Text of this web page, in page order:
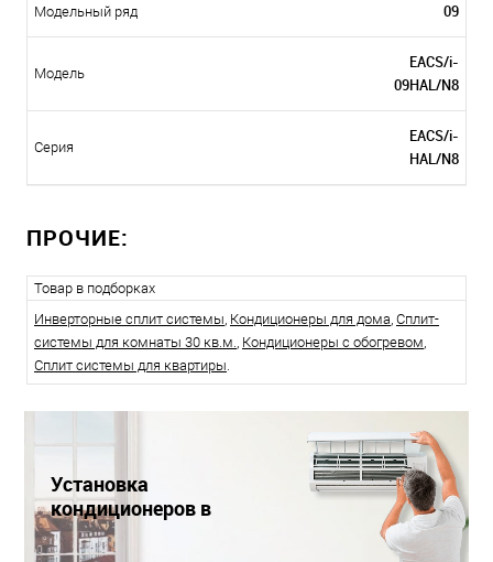
Модельный ряд 09
Модель
EACS/i-
09HAL/N8
Серия
EACS/i-
HAL/N8
ПРОЧИЕ:
Товар в подборках
Инверторные сплит системы, Кондиционеры для дома, Сплит-
системы для комнаты 30 кв.м., Кондиционеры с обогревом,
Сплит системы для квартиры.
Установка
кондиционеров в
Краснодаре